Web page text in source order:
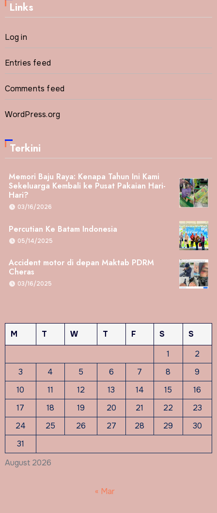
Links
Log in
Entries feed
Comments feed
WordPress.org
Terkini
Memori Baju Raya: Kenapa Tahun Ini Kami
Sekeluarga Kembali ke Pusat Pakaian Hari-
Hari?
03/16/2026
Percutian Ke Batam Indonesia
05/14/2025
Accident motor di depan Maktab PDRM
Cheras
03/16/2025
August 2026
M T W T F S
S
1
2
3
4 5 6 7 8
9
10
11 12 13 14 15
16
17
18 19 20 21 22
23
24
25 26 27 28 29
30
31
« Mar